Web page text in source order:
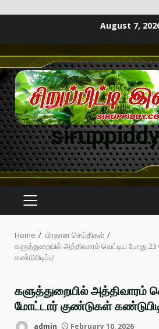
August 7,
Home
பிரதான செய்திகள்
களுத்துறையில் அத்திவாரம் வெட்டிய போது
கண்டுபிடிப்பு!
களுத்துறையில் அத்திவாரம்
மோட்டார் குண்டுகள்
admin February 10, 2026